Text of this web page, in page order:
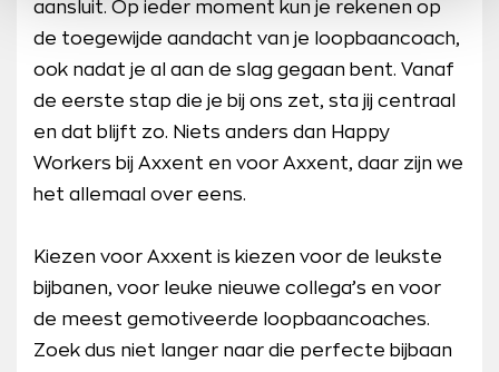
aansluit. Op ieder moment kun je rekenen op
de toegewijde aandacht van je loopbaancoach,
ook nadat je al aan de slag gegaan bent. Vanaf
de eerste stap die je bij ons zet, sta jij centraal
en dat blijft zo. Niets anders dan Happy
Workers bij Axxent en voor Axxent, daar zijn we
het allemaal over eens.
Kiezen voor Axxent is kiezen voor de leukste
bijbanen, voor leuke nieuwe collega’s en voor
de meest gemotiveerde loopbaancoaches.
Zoek dus niet langer naar die perfecte bijbaan